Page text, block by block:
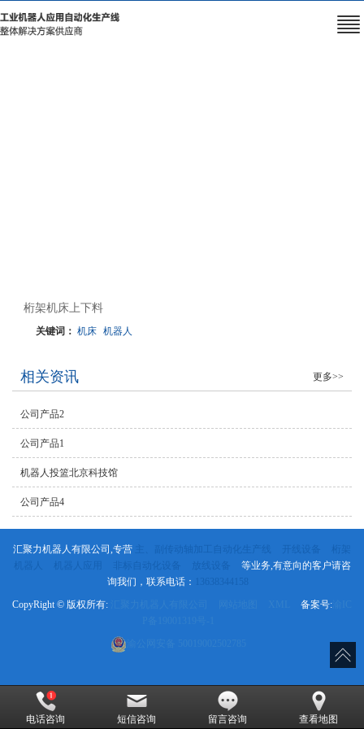
桁架机床上下料
关键词：机床 机器人
相关资讯 更多>>
公司产品2
公司产品1
机器人投篮北京科技馆
公司产品4
汇聚力机器人有限公司,专营 主、副传动轴加工自动化生产线 开线设备
桁架
机器人
机器人应用 非标自动化设备 放线设备
等业务,有意向的客户请咨
询我们，联系电话：
13638344158
CopyRight © 版权所有:
备案号:
电话咨询 短信咨询 留言咨询 查看地图